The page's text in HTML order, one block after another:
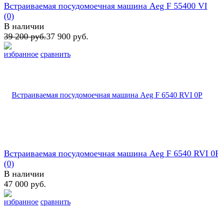
избранное сравнить
Встраиваемая посудомоечная машина Aeg F 55400 VI
(0)
В наличии
39 200 руб.37 900 руб.
избранное сравнить
Встраиваемая посудомоечная машина Aeg F 6540 RVI
(0)
В наличии
47 000 руб.